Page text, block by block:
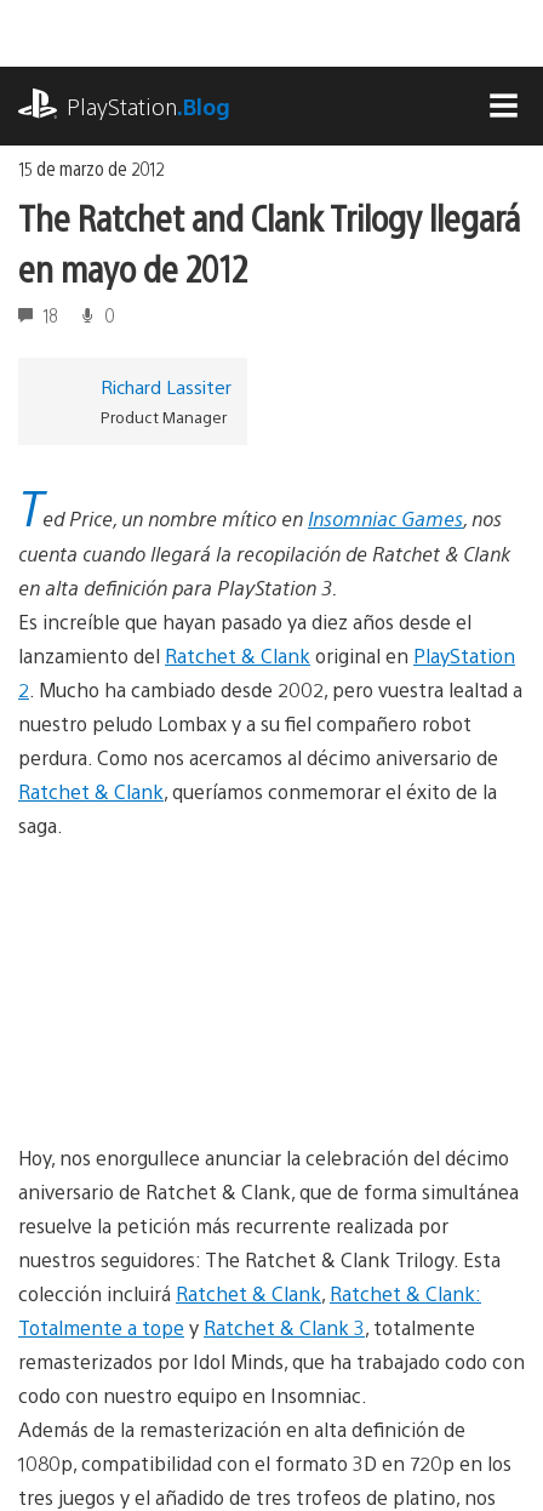
contenido
PlayStation.Blog
15 de marzo de 2012
The Ratchet and Clank Trilogy llegará
en mayo de 2012
18 0
Richard Lassiter
Product Manager
Ted Price, un nombre mítico en Insomniac Games, nos
cuenta cuando llegará la recopilación de Ratchet & Clank
en alta definición para PlayStation 3.
Es increíble que hayan pasado ya diez años desde el
lanzamiento del Ratchet & Clank original en PlayStation
2 . Mucho ha cambiado desde 2002, pero vuestra lealtad a
nuestro peludo Lombax y a su fiel compañero robot
perdura. Como nos acercamos al décimo aniversario de
Ratchet & Clank, queríamos conmemorar el éxito de la
saga.
Hoy, nos enorgullece anunciar la celebración del décimo
aniversario de Ratchet & Clank, que de forma simultánea
resuelve la petición más recurrente realizada por
nuestros seguidores: The Ratchet & Clank Trilogy. Esta
colección incluirá Ratchet & Clank, Ratchet & Clank:
Totalmente a tope y Ratchet & Clank 3, totalmente
remasterizados por Idol Minds, que ha trabajado codo con
codo con nuestro equipo en Insomniac.
Además de la remasterización en alta definición de
1080p, compatibilidad con el formato 3D en 720p en los
tres juegos y el añadido de tres trofeos de platino, nos